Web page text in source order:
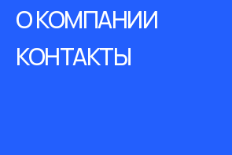
О КОМПАНИИ
КОНТАКТЫ